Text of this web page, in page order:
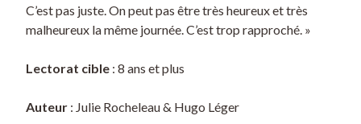
C’est pas juste. On peut pas être très heureux et très
malheureux la même journée. C’est trop rapproché. »
Lectorat cible : 8 ans et plus
Auteur : Julie Rocheleau & Hugo Léger